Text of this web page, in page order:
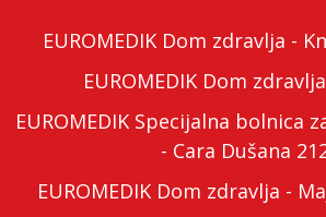
EUROMEDIK Dom zdravlja -
EUROMEDIK Dom
EUROMEDIK Specijalna bolnica
- Cara Dušana
EUROMEDIK Dom zdravlja -